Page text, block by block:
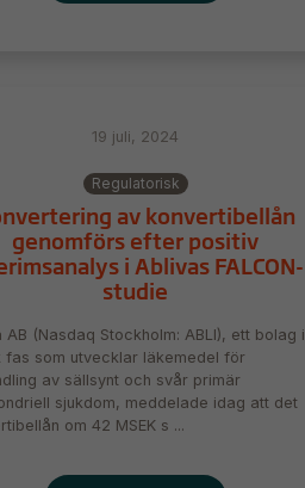
19 juli, 2024
Regulatorisk
av konvertibellån
genomförs efter positiv
i Ablivas FALCON-
studie
AB (Nasdaq Stockholm: ABLI), ett bolag i
fas som utvecklar läkemedel för
av sällsynt och svår primär
sjukdom, meddelade idag att det
om 42 MSEK s ...